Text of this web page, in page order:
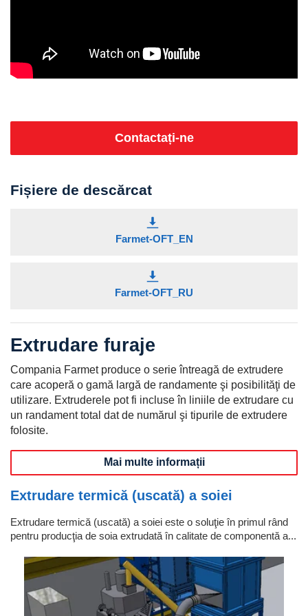
Contactați-ne
Fișiere de descărcat
Farmet-OFT_EN
Farmet-OFT_RU
Extrudare furaje
Compania Farmet produce o serie întreagă de extrudere
care acoperă o gamă largă de randamente şi posibilităţi de
utilizare. Extruderele pot fi incluse în liniile de extrudare cu
un randament total dat de numărul şi tipurile de extrudere
folosite.
Mai multe informații
Extrudare termică (uscată) a soiei
Extrudare termică (uscată) a soiei este o soluţie în primul rând
pentru producţia de soia extrudată în calitate de componentă a...